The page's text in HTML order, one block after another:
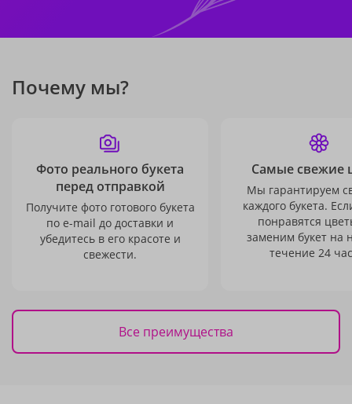
Почему мы?
Фото реального букета
перед отправкой
Получите фото готового букета
по e-mail до доставки и
убедитесь в его красоте и
свежести.
Самые свежие
Мы гарантируем
каждого букета.
понравятся
заменим букет на
течение 24
Все преимущества